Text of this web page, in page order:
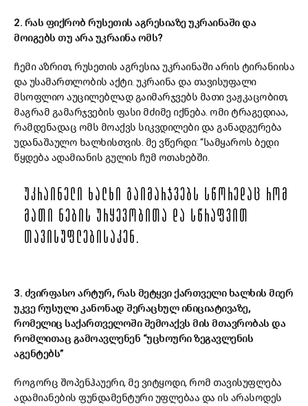
2. რას ფიქრობ რუსეთის აგრესიაზე უკრაინაში და
მოიგებს თუ არა უკრაინა ომს?
ჩემი აზრით, რუსეთის აგრესია უკრაინაში არის ტირანიისა
და უსამართლობის აქტი. უკრაინა და თავისუფალი
მსოფლიო აუცილებლად გაიმარჯვებს მათი ვაჟკაცობით,
მაგრამ გამარჯვების ფასი მძიმე იქნება. ომი ტრაგედიაა,
რამდენადაც ომს მოაქვს სიკვდილები და განადგურება
უდანაშაულო ხალხისთვის. მე ვწერდი: “სამყაროს ბედი
წყდება ადამიანის გულის ჩუმ ოთახებში.
ᲣᲙᲠᲐᲘᲜᲔᲚᲘ ᲮᲐᲚᲮᲘ ᲒᲐᲘᲛᲐᲠᲯᲕᲔᲑᲡ ᲡᲬᲝᲠᲔᲓᲐᲪ ᲠᲝᲛ
ᲛᲐᲗᲘ ᲜᲔᲑᲘᲡ ᲣᲠᲧᲔᲕᲝᲑᲘᲗᲐ ᲓᲐ ᲡᲬᲠᲐᲤᲕᲘᲗ
ᲗᲐᲕᲘᲡᲣᲤᲚᲔᲑᲘᲡᲐᲙᲔᲜ.
3. ძვირფასო არტურ, რას მეტყვი ქართველი ხალხის მიერ
უკვე რუსული კანონად შერაცხულ ინიციატივაზე,
რომელიც საქართველოში შემოაქვს მის მთავრობას და
რომლითაც გამოავლენენ “უცხოური ზეგავლენის
აგენტებს”
როგორც შოპენჰაუერი, მე ვიტყოდი, რომ თავისუფლება
ადამიანების ფუნდამენტური უფლებაა და ის არასოდეს